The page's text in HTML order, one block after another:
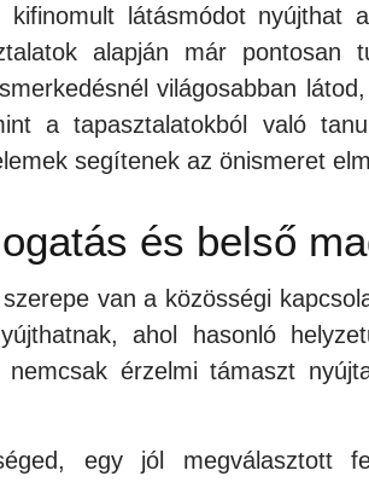
látásmódot nyújthat
alapján már
világosabban
a tapasztalatokból való
segítenek az önismeret
és belső
van a közösségi
ahol hasonló
érzelmi támaszt
egy jól megválasztott